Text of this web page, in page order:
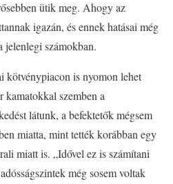
ütik meg. Ahogy az
igazán, és ennek hatásai még
jelenlegi számokban.
kötvénypiacon is nyomon lehet
kamatokkal szemben a
látunk, a befektetők mégsem
miatta, mint tették korábban egy
miatt is. „Idővel ez is számítani
még sosem voltak